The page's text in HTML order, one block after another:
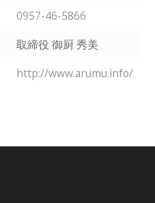
0957-46-5866
取締役 御厨 秀美
http://www.arumu.info/